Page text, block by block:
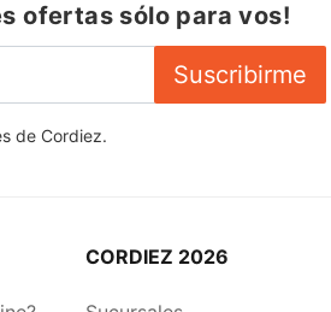
ofertas sólo para vos!
Suscribirme
de Cordiez.
CORDIEZ 2026